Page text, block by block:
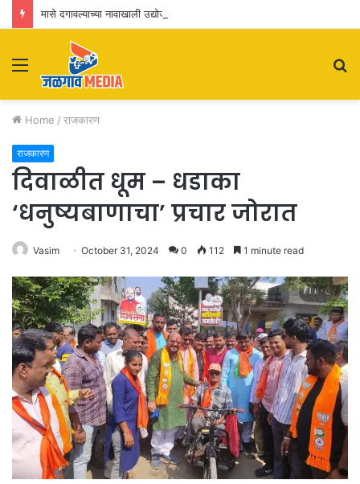
Menu
Home / राजकारण
राजकारण
दिवाळीत धूम – धडाका
‘धनुष्यबाणाचा’ प्रचार जोरात
Vasim October 31, 2024 0 112 1 minute read